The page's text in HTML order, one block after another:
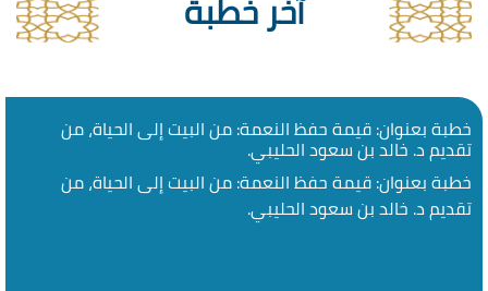
آخر خطبة
خطبة بعنوان: قيمة حفظ النعمة: من البيت إلى الحياة، من
تقديم د. خالد بن سعود الحليبي.
خطبة بعنوان: قيمة حفظ النعمة: من البيت إلى الحياة، من
تقديم د. خالد بن سعود الحليبي.